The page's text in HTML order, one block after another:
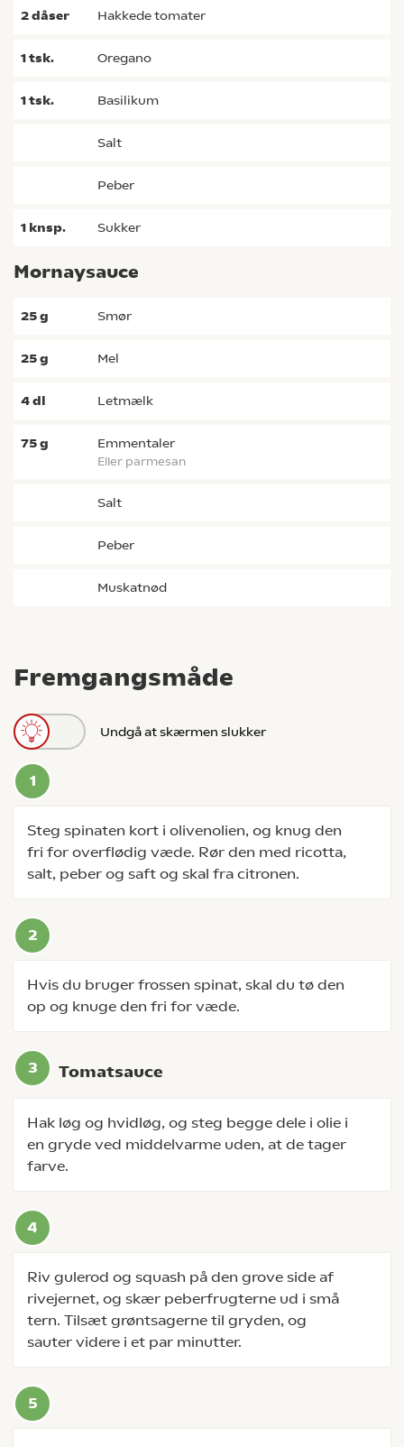
Fremgangsmåde
Undgå at skærmen slukker
Steg spinaten kort i olivenolien, og knug den
fri for overflødig væde. Rør den med ricotta,
salt, peber og saft og skal fra citronen.
Hvis du bruger frossen spinat, skal du tø den
op og knuge den fri for væde.
Tomatsauce
Hak løg og hvidløg, og steg begge dele i olie i
en gryde ved middelvarme uden, at de tager
farve.
Riv gulerod og squash på den grove side af
rivejernet, og skær peberfrugterne ud i små
tern. Tilsæt grøntsagerne til gryden, og
sauter videre i et par minutter.
2dåser hakkede tomater
1tsk. oregano
1tsk. basilikum
salt
peber
1 knsp. sukker
Mornaysauce
25g smør
25g mel
4dl letmælk
75g emmentaler
eller parmesan
salt
peber
muskatnød